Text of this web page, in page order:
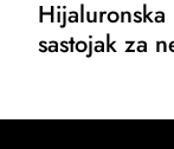
sastojak za